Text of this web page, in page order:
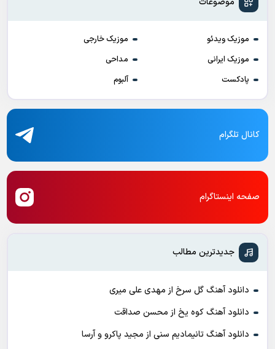
موزیک ویدئو
موزیک خارجی
موزیک ایرانی
مداحی
پادکست
آلبوم
کانال تلگرام
صفحه اینستاگرام
جدیدترین مطالب
دانلود آهنگ گل سرخ از مهدی علی میری
دانلود آهنگ کوه یخ از محسن صداقت
دانلود آهنگ تانیمادیم سنی از مجید پاکرو و آرسا